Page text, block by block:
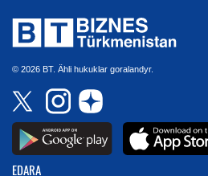
© 2026 BT. Ähli hukuklar goralandyr.
EDARA